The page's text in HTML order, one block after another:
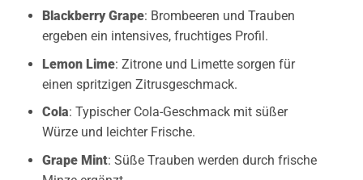
Blackberry Grape: Brombeeren und Trauben
ergeben ein intensives, fruchtiges Profil.
Lemon Lime: Zitrone und Limette sorgen für
einen spritzigen Zitrusgeschmack.
Cola: Typischer Cola-Geschmack mit süßer
Würze und leichter Frische.
Grape Mint: Süße Trauben werden durch frische